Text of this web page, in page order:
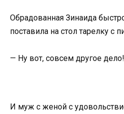
Обрадованная Зинаида
поставила на стол тарелку с
— Ну вот, совсем другое дело!
И муж с женой с